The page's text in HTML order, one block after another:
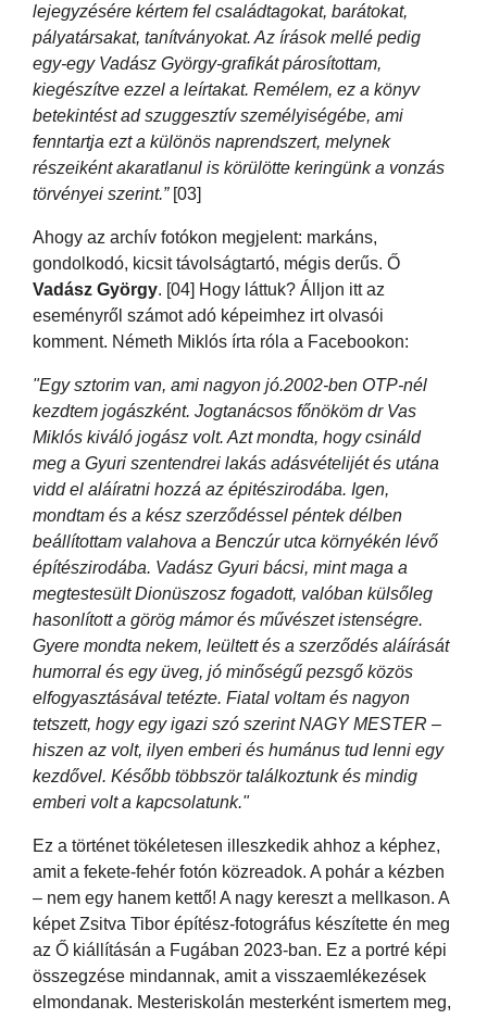
lejegyzésére kértem fel családtagokat, barátokat,
pályatársakat, tanítványokat. Az írások mellé pedig
egy-egy Vadász György-grafikát párosítottam,
kiegészítve ezzel a leírtakat. Remélem, ez a könyv
betekintést ad szuggesztív személyiségébe, ami
fenntartja ezt a különös naprendszert, melynek
részeiként akaratlanul is körülötte keringünk a vonzás
törvényei szerint.”[03]
Ahogy az archív fotókon megjelent: markáns,
gondolkodó, kicsit távolságtartó, mégis derűs. Ő
Vadász György. [04] Hogy láttuk? Álljon itt az
eseményről számot adó képeimhez irt olvasói
komment. Németh Miklós írta róla a Facebookon:
"Egy sztorim van, ami nagyon jó.2002-ben OTP-nél
kezdtem jogászként. Jogtanácsos főnököm dr Vas
Miklós kiváló jogász volt. Azt mondta, hogy csináld
meg a Gyuri szentendrei lakás adásvételijét és utána
vidd el aláíratni hozzá az épitészirodába. Igen,
mondtam és a kész szerződéssel péntek délben
beállítottam valahova a Benczúr utca környékén lévő
építészirodába. Vadász Gyuri bácsi, mint maga a
megtestesült Dionüszosz fogadott, valóban külsőleg
hasonlított a görög mámor és művészet istenségre.
Gyere mondta nekem, leültett és a szerződés aláírását
humorral és egy üveg, jó minőségű pezsgő közös
elfogyasztásával tetézte. Fiatal voltam és nagyon
tetszett, hogy egy igazi szó szerint NAGY MESTER –
hiszen az volt, ilyen emberi és humánus tud lenni egy
kezdővel. Később többször találkoztunk és mindig
emberi volt a kapcsolatunk."
Ez a történet tökéletesen illeszkedik ahhoz a képhez,
amit a fekete-fehér fotón közreadok. A pohár a kézben
– nem egy hanem kettő! A nagy kereszt a mellkason. A
képet Zsitva Tibor építész-fotográfus készítette én meg
az Ő kiállításán a Fugában 2023-ban. Ez a portré képi
összegzése mindannak, amit a visszaemlékezések
elmondanak. Mesteriskolán mesterként ismertem meg,